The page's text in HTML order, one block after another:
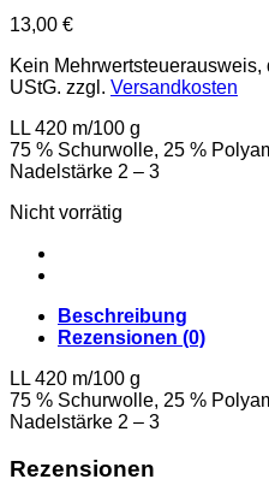
13,00 €
Kein
UStG. zzgl. Versandkosten
LL 420 m/100 g
75 % Schurwolle, 25 %
Nadelstärke 2 – 3
Nicht vorrätig
Beschreibung
Rezensionen (0)
LL 420 m/100 g
75 % Schurwolle, 25 %
Nadelstärke 2 – 3
Rezensionen